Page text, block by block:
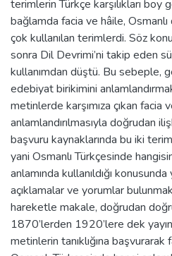
terimlerin Türkçe karşılıkları boy
bağlamda facia ve hâile,
çok kullanılan terimlerdi. Söz
sonra Dil Devrimi’ni takip eden
kullanımdan düştü. Bu sebeple,
edebiyat birikimini
metinlerde karşımıza çıkan facia
anlamlandırılmasıyla doğrudan
başvuru kaynaklarında bu iki
yani Osmanlı Türkçesinde
anlamında kullanıldığı
açıklamalar ve yorumlar
hareketle makale, doğrudan
1870’lerden 1920’lere dek
metinlerin tanıklığına